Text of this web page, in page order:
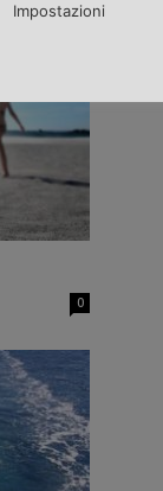
0
Impostazioni